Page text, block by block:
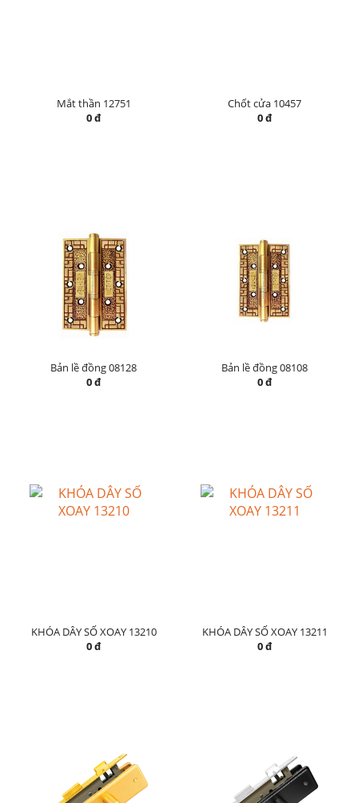
Mắt thần 12751
0 đ
Chốt cửa 10457
0 đ
Bản lề đồng 08128
0 đ
Bản lề đồng 08108
0 đ
KHÓA DÂY SỐ XOAY 13210
0 đ
KHÓA DÂY SỐ XOAY 13211
0 đ